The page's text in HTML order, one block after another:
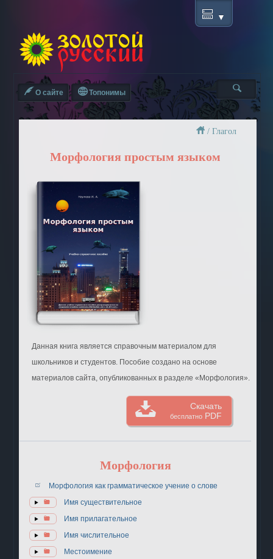
О сайте Топонимы
/ Глагол
Морфология простым языком
Данная книга является справочным материалом для
школьников и студентов. Пособие создано на основе
материалов сайта, опубликованных в разделе «Морфология».
Скачать
бесплатно PDF
Морфология
Морфология как грамматическое учение о слове
Имя существительное
Имя прилагательное
Имя числительное
Местоимение